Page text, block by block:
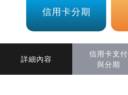
信用卡分期
詳細內容
信用卡支付
與分期